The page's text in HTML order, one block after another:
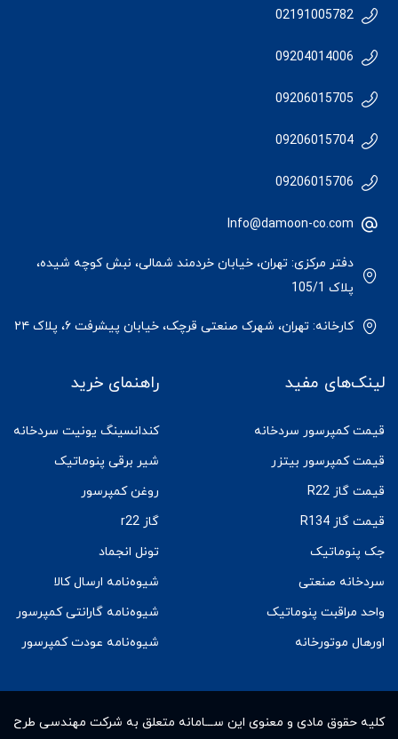
02191005782
09204014006
09206015705
09206015704
09206015706
Info@damoon-co.com
دفتر مرکزی: تهران، خیابان خردمند شمالی، نبش کوچه شیده،
پلاک 105/1
کارخانه: تهران، شهرک صنعتی قرچک، خیابان پیشرفت ۶، پلاک ۲۴
لینک‌های مفید
قیمت کمپرسور سردخانه
قیمت کمپرسور بیتزر
قیمت گاز R22
قیمت گاز R134
جک پنوماتیک
سردخانه صنعتی
واحد مراقبت پنوماتیک
اورهال موتورخانه
راهنمای خرید
کندانسینگ یونیت سردخانه
شیر برقی پنوماتیک
روغن کمپرسور
گاز r22
تونل انجماد
شیوه‌نامه ارسال کالا
شیوه‌نامه گارانتی کمپرسور
شیوه‌نامه عودت کمپرسور
کلیه حقوق مادى و معنوى این ســـامانه متعلق به شرکت مهندسی طرح